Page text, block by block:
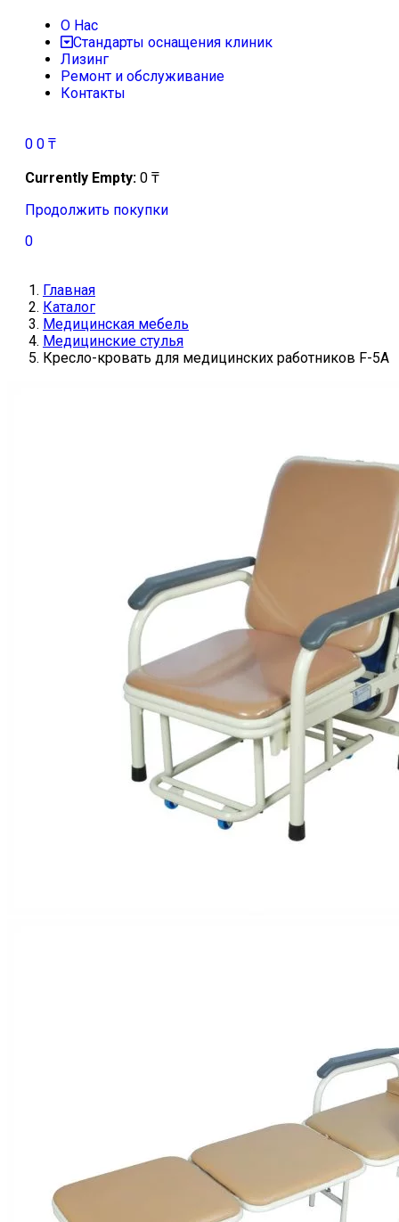
О Нас
Стандарты оснащения клиник
Лизинг
Ремонт и обслуживание
Контакты
0 0 ₸
Currently Empty: 0 ₸
Продолжить покупки
0
Главная
Каталог
Медицинская мебель
Медицинские стулья
Кресло-кровать для медицинских работников F-5А